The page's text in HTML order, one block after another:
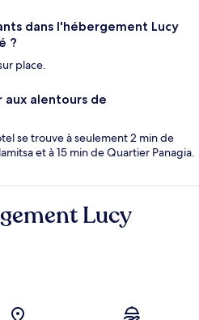
dans l'hébergement Lucy
?
place.
alentours de
se trouve à seulement 2 min de
et à 15 min de Quartier Panagia.
Lucy